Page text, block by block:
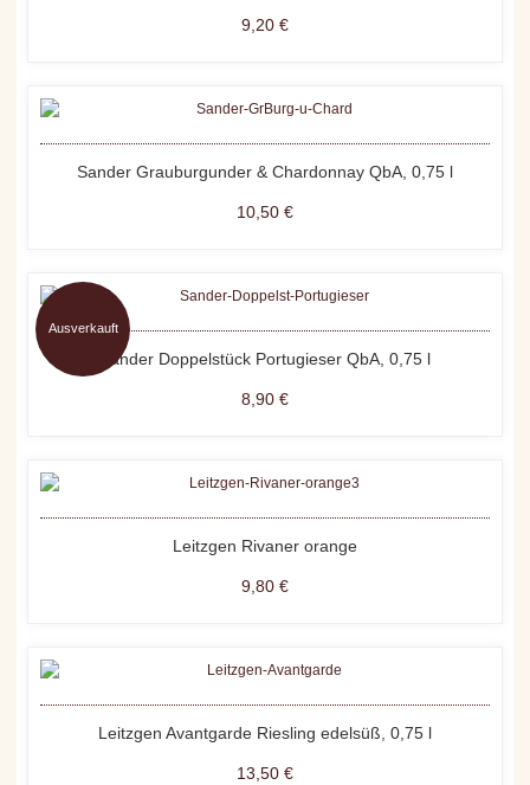
9,20 €
Sander Grauburgunder & Chardonnay QbA, 0,75 l
10,50 €
Ausverkauft
Sander Doppelstück Portugieser QbA, 0,75 l
8,90 €
Leitzgen Rivaner orange
9,80 €
Leitzgen Avantgarde Riesling edelsüß, 0,75 l
13,50 €